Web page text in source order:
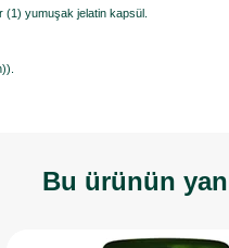
(1) yumuşak jelatin kapsül.
Bu ürünün